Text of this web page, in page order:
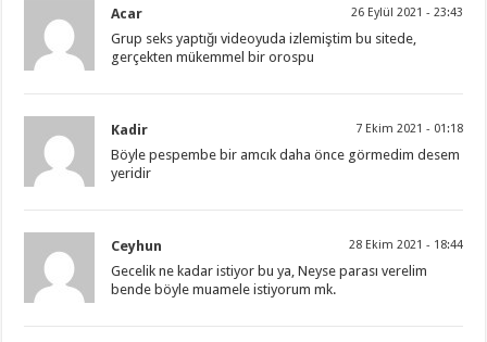
Acar 26 Eylül 2021 - 23:43
Grup seks yaptığı videoyuda izlemiştim bu sitede,
gerçekten mükemmel bir orospu
Kadir 7 Ekim 2021 - 01:18
Böyle pespembe bir amcık daha önce görmedim desem
yeridir
Ceyhun 28 Ekim 2021 - 18:44
Gecelik ne kadar istiyor bu ya, Neyse parası verelim
bende böyle muamele istiyorum mk.